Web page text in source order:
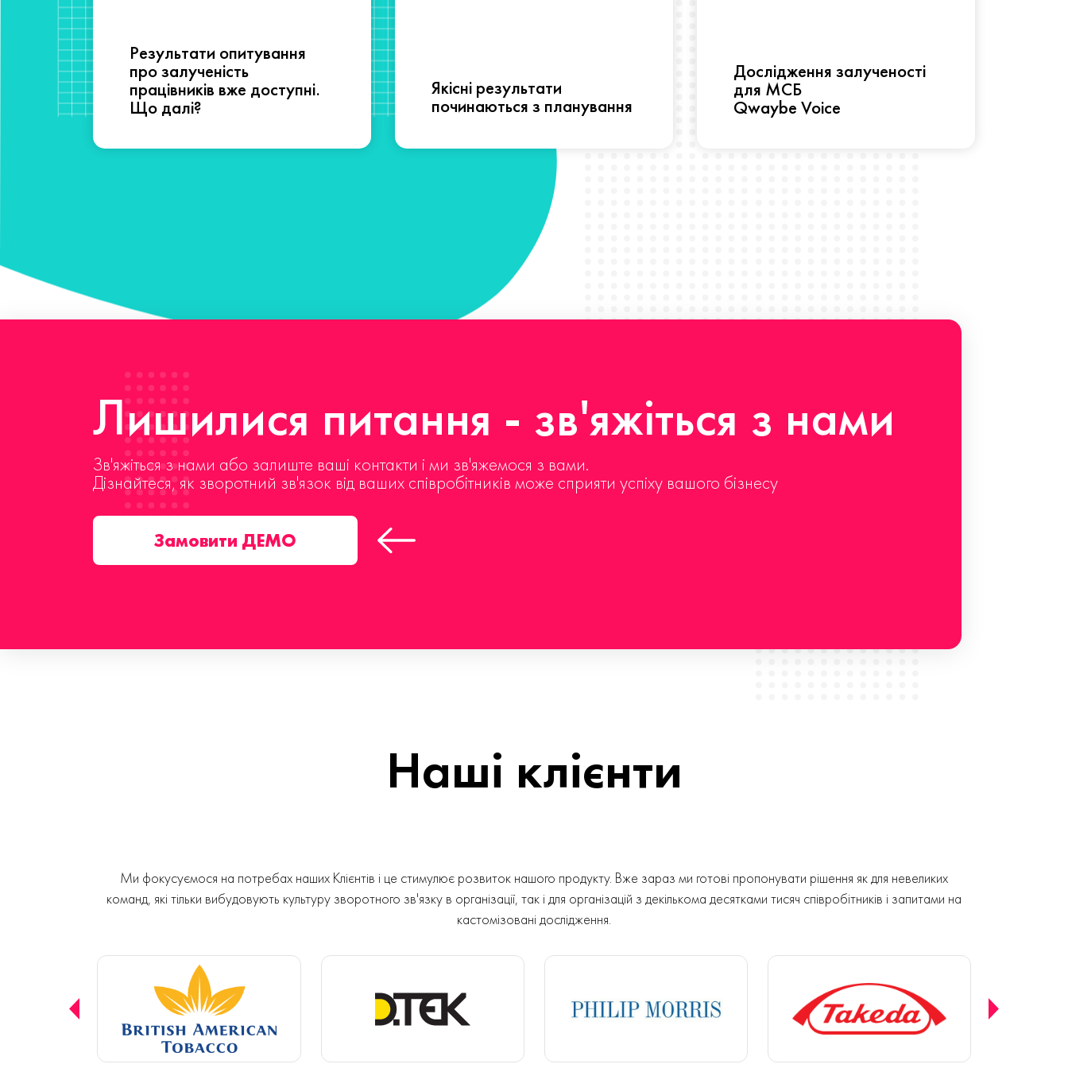
Результати опитування
про залученість
працівників вже доступні.
Що далі?
Якісні результати
починаються з планування
Дослідження залученості
для МСБ
Qwaybe Voice
Лишилися питання - зв'яжіться з нами
Зв'яжіться з нами або залиште ваші контакти і ми зв'яжемося з вами.
Дізнайтеся, як зворотний зв'язок від ваших співробітників може сприяти успіху вашого бізнесу
Замовити ДЕМО
Наші клієнти
Ми фокусуємося на потребах наших Клієнтів і це стимулює розвиток нашого продукту. Вже зараз ми готові пропонувати рішення як для невеликих
команд, які тільки вибудовують культуру зворотного зв'язку в організації, так і для організацій з декількома десятками тисяч співробітників і запитами на
кастомізовані дослідження.